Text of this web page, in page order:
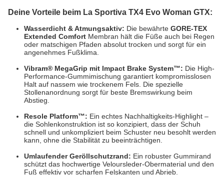
Deine Vorteile beim La Sportiva TX4 Evo Woman GTX:
Wasserdicht & Atmungsaktiv: Die bewährte GORE-TEX
Extended Comfort Membran hält die Füße auch bei Regen
oder matschigen Pfaden absolut trocken und sorgt für ein
angenehmes Fußklima.
Vibram® MegaGrip mit Impact Brake System™: Die High-
Performance-Gummimischung garantiert kompromisslosen
Halt auf nassem wie trockenem Fels. Die spezielle
Stollenanordnung sorgt für beste Bremswirkung beim
Abstieg.
Resole Platform™: Ein echtes Nachhaltigkeits-Highlight –
die Sohlenkonstruktion ist so konzipiert, dass der Schuh
schnell und unkompliziert beim Schuster neu besohlt werden
kann, ohne die Stabilität zu beeinträchtigen.
Umlaufender Geröllschutzrand: Ein robuster Gummirand
schützt das hochwertige Veloursleder-Obermaterial und den
Fuß effektiv vor scharfen Felskanten und Abrieb.